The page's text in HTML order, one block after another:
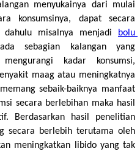
menyukainya dari mulai
konsumsinya, dapat secara
misalnya menjadi
bolu
sebagian kalangan yang
kadar konsumsi,
maag atau meningkatnya
sebaik-baiknya manfaat
secara berlebihan maka hasil
Berdasarkan hasil penelitian
secara berlebih terutama oleh
meningkatkan libido yang tak